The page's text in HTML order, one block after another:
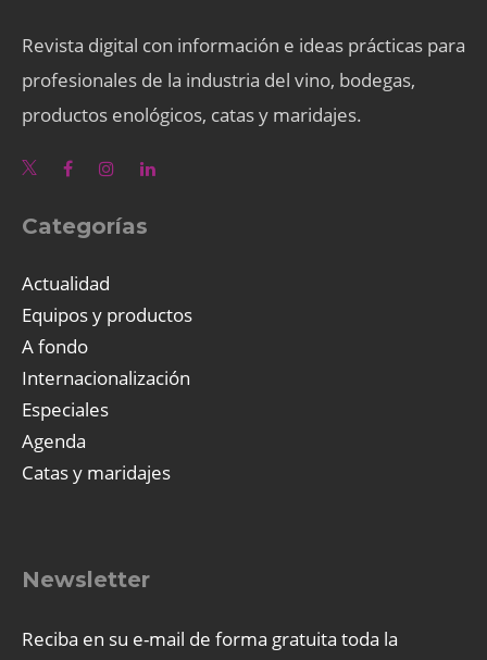
Revista digital con información e ideas prácticas para
profesionales de la industria del vino, bodegas,
productos enológicos, catas y maridajes.
Categorías
Actualidad
Equipos y productos
A fondo
Internacionalización
Especiales
Agenda
Catas y maridajes
Newsletter
Reciba en su e-mail de forma gratuita toda la